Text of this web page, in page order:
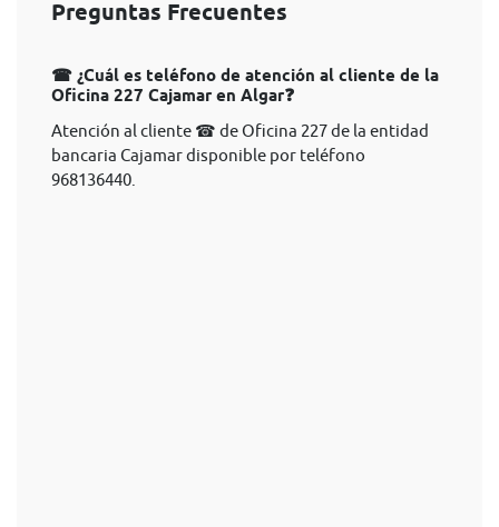
Preguntas Frecuentes
☎ ¿Cuál es teléfono de atención al cliente de la
Oficina 227 Cajamar en Algar❓
Atención al cliente ☎ de Oficina 227 de la entidad
bancaria Cajamar disponible por teléfono
968136440.